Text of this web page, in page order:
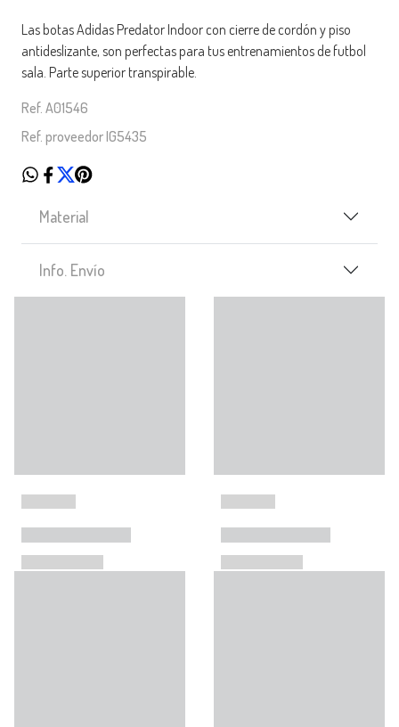
Las botas Adidas Predator Indoor con cierre de cordón y piso
antideslizante, son perfectas para tus entrenamientos de futbol
sala. Parte superior transpirable.
Ref. A01546
Ref. proveedor IG5435
Material
Info. Envío